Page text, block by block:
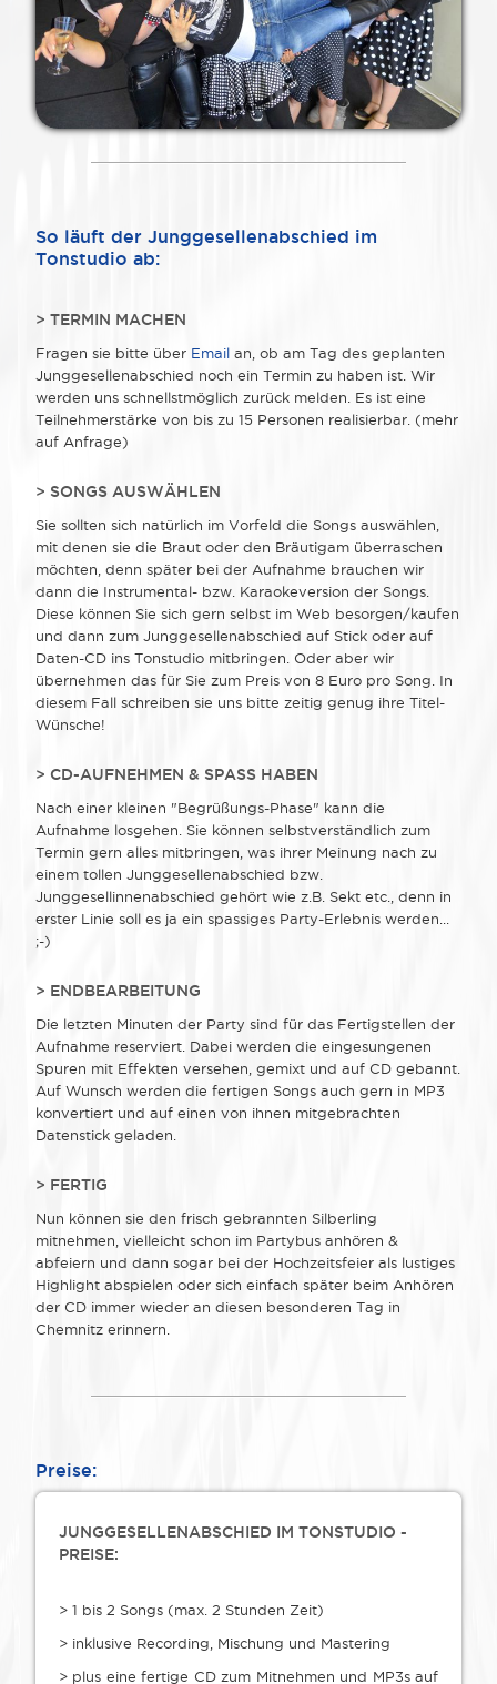
So läuft der Junggesellenabschied im
Tonstudio ab:
> TERMIN MACHEN
Fragen sie bitte über Email an, ob am Tag des geplanten
Junggesellenabschied noch ein Termin zu haben ist. Wir
werden uns schnellstmöglich zurück melden. Es ist eine
Teilnehmerstärke von bis zu 15 Personen realisierbar. (mehr
auf Anfrage)
> SONGS AUSWÄHLEN
Sie sollten sich natürlich im Vorfeld die Songs auswählen,
mit denen sie die Braut oder den Bräutigam überraschen
möchten, denn später bei der Aufnahme brauchen wir
dann die Instrumental- bzw. Karaokeversion der Songs.
Diese können Sie sich gern selbst im Web besorgen/kaufen
und dann zum Junggesellenabschied auf Stick oder auf
Daten-CD ins Tonstudio mitbringen. Oder aber wir
übernehmen das für Sie zum Preis von 8 Euro pro Song. In
diesem Fall schreiben sie uns bitte zeitig genug ihre Titel-
Wünsche!
> CD-AUFNEHMEN & SPASS HABEN
Nach einer kleinen "Begrüßungs-Phase" kann die
Aufnahme losgehen. Sie können selbstverständlich zum
Termin gern alles mitbringen, was ihrer Meinung nach zu
einem tollen Junggesellenabschied bzw.
Junggesellinnenabschied gehört wie z.B. Sekt etc., denn in
erster Linie soll es ja ein spassiges Party-Erlebnis werden...
;-)
> ENDBEARBEITUNG
Die letzten Minuten der Party sind für das Fertigstellen der
Aufnahme reserviert. Dabei werden die eingesungenen
Spuren mit Effekten versehen, gemixt und auf CD gebannt.
Auf Wunsch werden die fertigen Songs auch gern in MP3
konvertiert und auf einen von ihnen mitgebrachten
Datenstick geladen.
> FERTIG
Nun können sie den frisch gebrannten Silberling
mitnehmen, vielleicht schon im Partybus anhören &
abfeiern und dann sogar bei der Hochzeitsfeier als lustiges
Highlight abspielen oder sich einfach später beim Anhören
der CD immer wieder an diesen besonderen Tag in
Chemnitz erinnern.
Preise:
JUNGGESELLENABSCHIED IM TONSTUDIO -
PREISE:
> 1 bis 2 Songs (max. 2 Stunden Zeit)
> inklusive Recording, Mischung und Mastering
> plus eine fertige CD zum Mitnehmen und MP3s auf